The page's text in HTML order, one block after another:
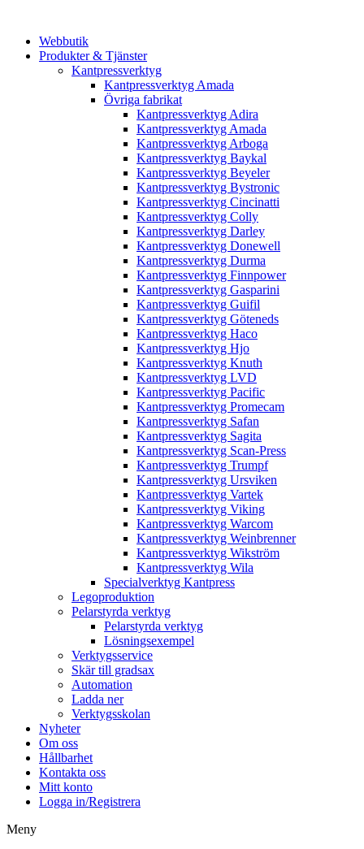
Webbutik
Produkter & Tjänster
Kantpressverktyg
Kantpressverktyg Amada
Övriga fabrikat
Kantpressverktyg Adira
Kantpressverktyg Amada
Kantpressverktyg Arboga
Kantpressverktyg Baykal
Kantpressverktyg Beyeler
Kantpressverktyg Bystronic
Kantpressverktyg Cincinatti
Kantpressverktyg Colly
Kantpressverktyg Darley
Kantpressverktyg Donewell
Kantpressverktyg Durma
Kantpressverktyg Finnpower
Kantpressverktyg Gasparini
Kantpressverktyg Guifil
Kantpressverktyg Göteneds
Kantpressverktyg Haco
Kantpressverktyg Hjo
Kantpressverktyg Knuth
Kantpressverktyg LVD
Kantpressverktyg Pacific
Kantpressverktyg Promecam
Kantpressverktyg Safan
Kantpressverktyg Sagita
Kantpressverktyg Scan-Press
Kantpressverktyg Trumpf
Kantpressverktyg Ursviken
Kantpressverktyg Vartek
Kantpressverktyg Viking
Kantpressverktyg Warcom
Kantpressverktyg Weinbrenner
Kantpressverktyg Wikström
Kantpressverktyg Wila
Specialverktyg Kantpress
Legoproduktion
Pelarstyrda verktyg
Pelarstyrda verktyg
Lösningsexempel
Verktygsservice
Skär till gradsax
Automation
Ladda ner
Verktygsskolan
Nyheter
Om oss
Hållbarhet
Kontakta oss
Mitt konto
Logga in/Registrera
Meny